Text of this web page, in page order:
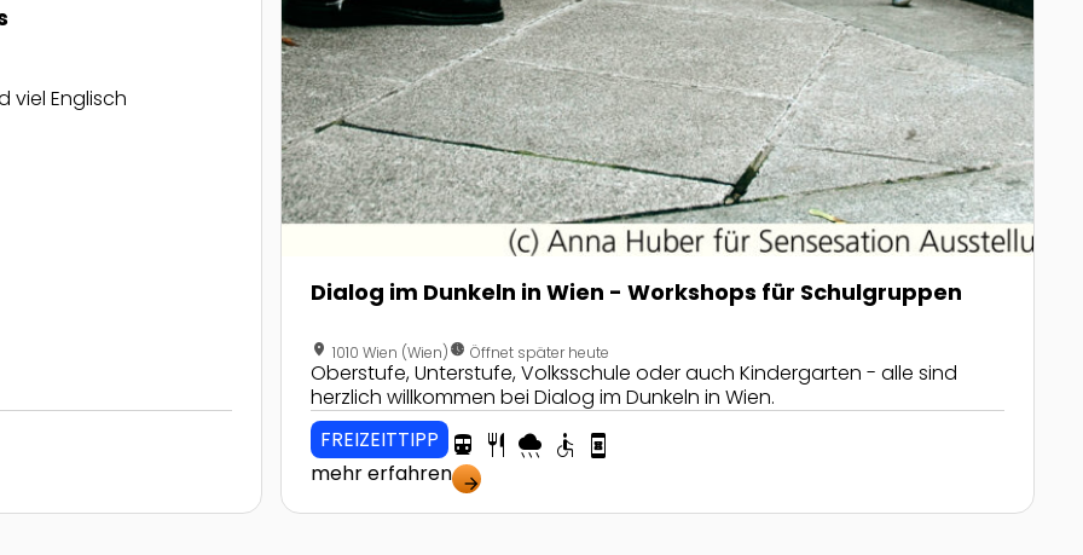
viel Englisch
Dialog im Dunkeln in Wien - Workshops für Schulgruppen
location_on 1010 Wien (Wien)nest_clock_farsight_analog Öffnet später heute
Oberstufe, Unterstufe, Volksschule oder auch Kindergarten - alle sind
herzlich willkommen bei Dialog im Dunkeln in Wien.
FREIZEITTIPP directions_transit restaurant rainy accessible book_online
mehr erfahren arrow_forward